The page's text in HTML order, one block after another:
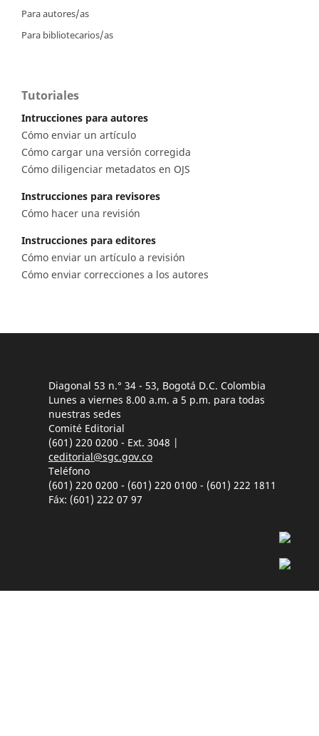
Para autores/as
Para bibliotecarios/as
Tutoriales
Intrucciones para autores
Cómo enviar un artículo
Cómo cargar una versión corregida
Cómo diligenciar metadatos en OJS
Instrucciones para revisores
Cómo hacer una revisión
Instrucciones para editores
Cómo enviar un artículo a revisión
Cómo enviar correcciones a los autores
Diagonal 53 n.° 34 - 53, Bogotá D.C. Colombia
Lunes a viernes 8.00 a.m. a 5 p.m. para todas
nuestras sedes
Comité Editorial
(601) 220 0200 - Ext. 3048 |
ceditorial@sgc.gov.co
Teléfono
(601) 220 0200 - (601) 220 0100 - (601) 222 1811
Fáx: (601) 222 07 97